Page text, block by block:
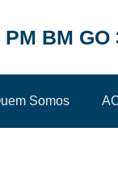
PM BM GO
Somos